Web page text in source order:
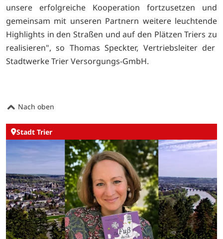
unsere erfolgreiche Kooperation fortzusetzen und
gemeinsam mit unseren Partnern weitere leuchtende
Highlights in den Straßen und auf den Plätzen Triers zu
realisieren", so Thomas Speckter, Vertriebsleiter der
Stadtwerke Trier Versorgungs-GmbH.
Nach oben
Stadt Trier